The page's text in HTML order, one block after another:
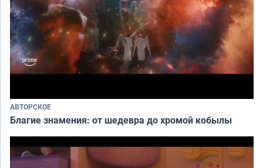
АВТОРСКОЕ
Благие знамения: от шедевра до хромой кобылы